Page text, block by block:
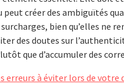
peut créer des ambiguïtés
bien qu’elles
des doutes sur
que d’accumuler des
erreurs à éviter lors de